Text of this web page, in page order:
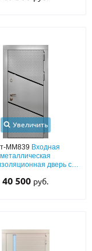
Увеличить
ММ839 Входная
металлическая
дверь с
черными полосками
40 500 руб.